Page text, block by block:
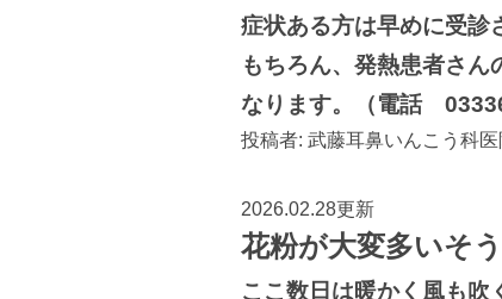
症状ある方は早めに受診
もちろん、発熱患者さ
なります。（電話
投稿者: 武藤耳鼻いんこう科医
2026.02.28更新
花粉が大変多いそ
ここ数日は暖かく風も吹